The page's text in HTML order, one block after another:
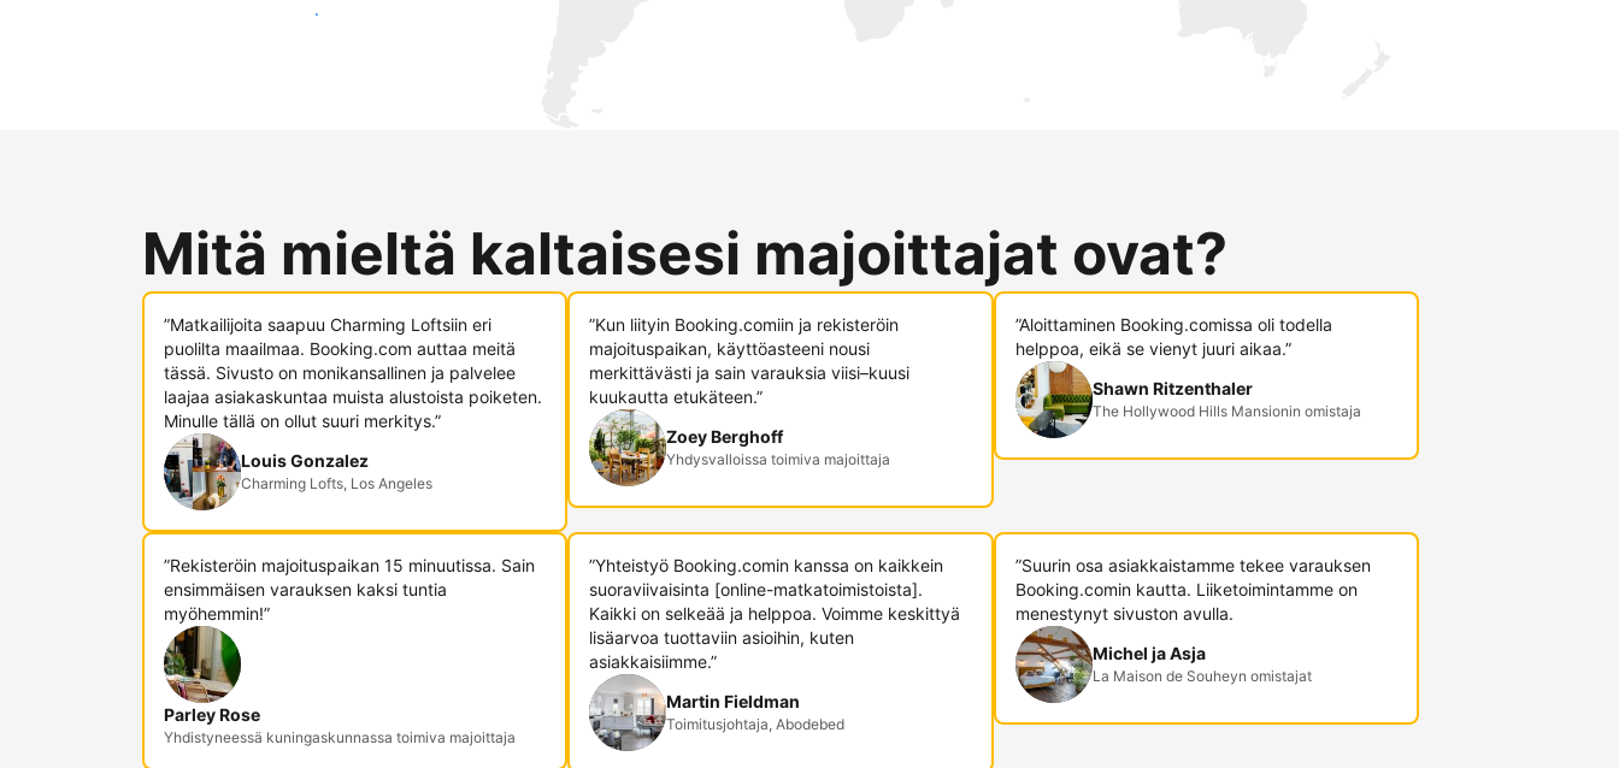
Tavoita uusia asiakkaita jo tänään
Mitä mieltä kaltaisesi majoittajat ovat?
”Matkailijoita saapuu Charming Loftsiin eri
puolilta maailmaa. Booking.com auttaa meitä
tässä. Sivusto on monikansallinen ja palvelee
laajaa asiakaskuntaa muista alustoista poiketen.
Minulle tällä on ollut suuri merkitys.”
Louis Gonzalez
Charming Lofts, Los Angeles
”Kun liityin Booking.comiin ja rekisteröin
majoituspaikan, käyttöasteeni nousi
merkittävästi ja sain varauksia viisi–kuusi
kuukautta etukäteen.”
Zoey Berghoff
Yhdysvalloissa toimiva majoittaja
”Aloittaminen Booking.comissa oli todella
helppoa, eikä se vienyt juuri aikaa.”
Shawn Ritzenthaler
The Hollywood Hills Mansionin omistaja
”Rekisteröin majoituspaikan 15 minuutissa. Sain
ensimmäisen varauksen kaksi tuntia
myöhemmin!”
Parley Rose
Yhdistyneessä kuningaskunnassa toimiva majoittaja
”Yhteistyö Booking.comin kanssa on kaikkein
suoraviivaisinta [online-matkatoimistoista].
Kaikki on selkeää ja helppoa. Voimme keskittyä
lisäarvoa tuottaviin asioihin, kuten
asiakkaisiimme.”
Martin Fieldman
Toimitusjohtaja, Abodebed
”Suurin osa asiakkaistamme tekee varauksen
Booking.comin kautta. Liiketoimintamme on
menestynyt sivuston avulla.
Michel ja Asja
La Maison de Souheyn omistajat